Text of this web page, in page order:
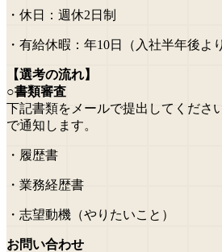
・休日：週休2日制
・有給休暇：年10日（入社半年後よ
【選考の流れ】
○書類審査
下記書類をメールで提出してくださ
で通知します。
・履歴書
・業務経歴書
・志望動機（やりたいこと）
お問い合わせ